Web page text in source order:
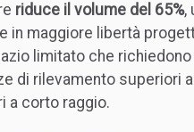
riduce il volume del 65%,
in maggiore libertà
limitato che
di rilevamento superiori
a corto raggio.